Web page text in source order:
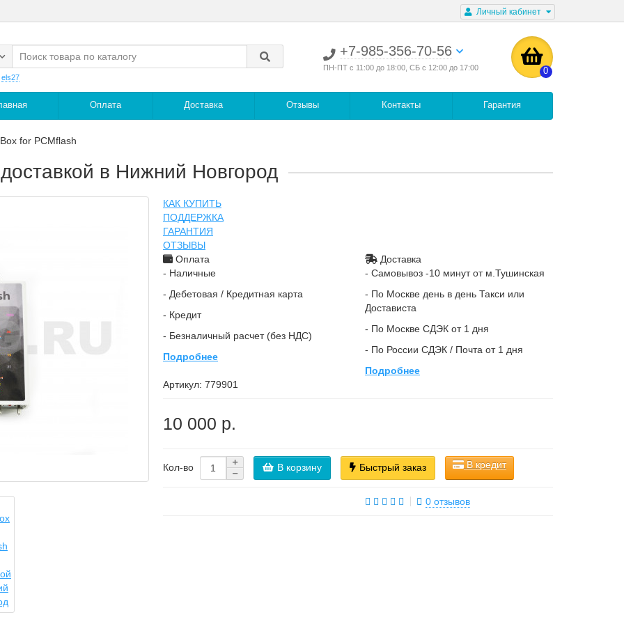
Личный кабинет
+7-985-356-70-56
ПН-ПТ с 11:00 до 18:00, СБ с 12:00 до 17:00 0
els27
Оплата Доставка Отзывы Контакты Гарантия
for PCMflash
в Нижний Новгород
КАК КУПИТЬ
ПОДДЕРЖКА
ГАРАНТИЯ
ОТЗЫВЫ
Оплата
- Наличные
- Дебетовая / Кредитная карта
- Кредит
- Безналичный расчет (без НДС)
Подробнее
Доставка
- Самовывоз -10 минут от м.Тушинская
- По Москве день в день Такси или
Достависта
- По Москве СДЭК от 1 дня
- По России СДЭК / Почта от 1 дня
Подробнее
Артикул: 779901
10 000 р.
Кол-во В корзину Быстрый заказ В кредит
0 отзывов